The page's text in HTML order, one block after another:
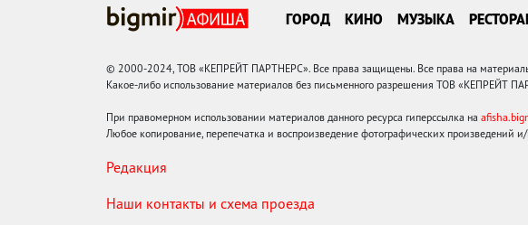
ГОРОД КИНО МУЗЫКА
© 2000-2024, ТОВ «КЕПРЕЙТ ПАРТНЕРС». Все права защищены. Все права на
Какое-либо использование материалов без письменного разрешения ТОВ «КЕПРЕЙТ
При правомерном использовании материалов данного ресурса гиперссылка на
Любое копирование, перепечатка и воспроизведение фотографических произведений
Редакция
Наши контакты и схема проезда